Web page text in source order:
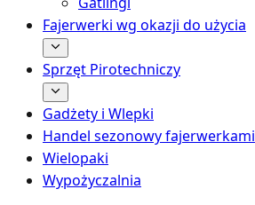
Fajerwerki wg okazji do użycia
Sprzęt Pirotechniczy
Gadżety i Wlepki
Handel sezonowy fajerwerkami
Wielopaki
Wypożyczalnia